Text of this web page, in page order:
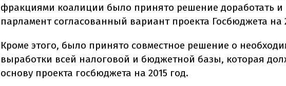
фракциями коалиции было принято решение доработать и
парламент согласованный вариант проекта Госбюджета на
Кроме этого, было принято совместное решение о
выработки всей налоговой и бюджетной базы, которая
основу проекта госбюджета на 2015 год.